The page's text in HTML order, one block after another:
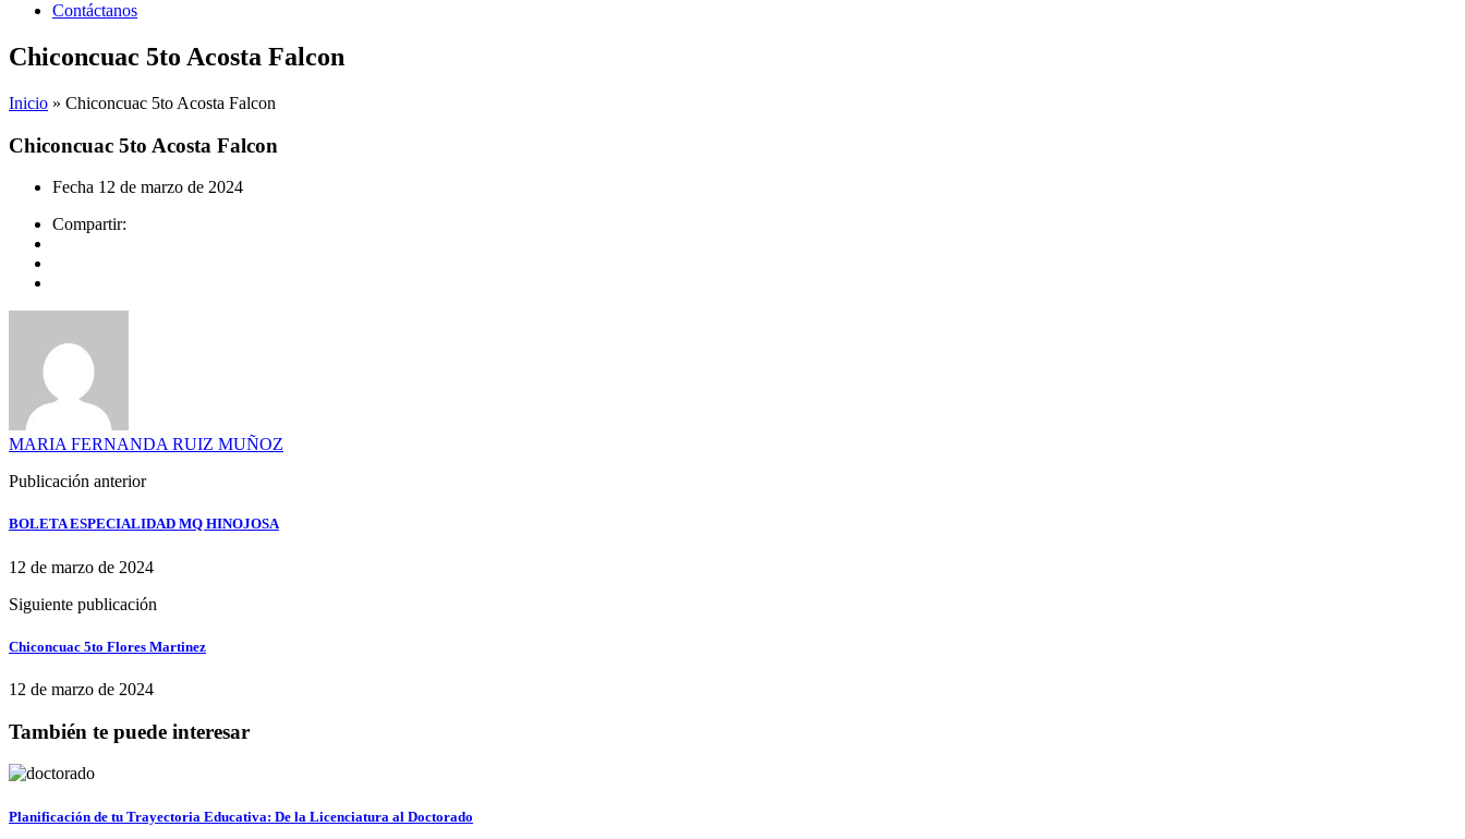
Contáctanos
Chiconcuac 5to Acosta Falcon
Inicio » Chiconcuac 5to Acosta Falcon
Chiconcuac 5to Acosta Falcon
Fecha 12 de marzo de 2024
Compartir:
MARIA FERNANDA RUIZ MUÑOZ
Publicación anterior
BOLETA ESPECIALIDAD MQ HINOJOSA
12 de marzo de 2024
Siguiente publicación
Chiconcuac 5to Flores Martinez
12 de marzo de 2024
También te puede interesar
Planificación de tu Trayectoria Educativa: De la Licenciatura al Doctorado